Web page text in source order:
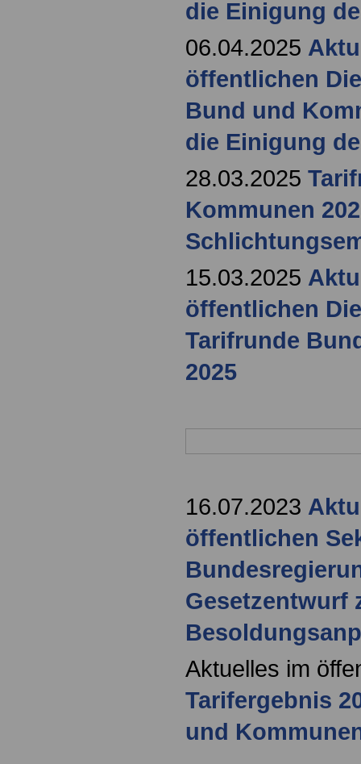
die Einigung
06.04.2025
öffentlichen
Bund und
die Einigung
28.03.2025
Kommunen
15.03.2025
öffentlichen
Tarifrunde
2025
16.07.2023
öffentlichen
Gesetzentwurf
Aktuelles im
Tarifergebnis
und